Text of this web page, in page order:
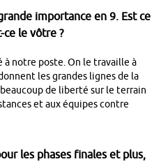
importance en 9. Est ce
ce le vôtre ?
notre poste. On le travaille à
les grandes lignes de la
de liberté sur le terrain
et aux équipes contre
les phases finales et plus,